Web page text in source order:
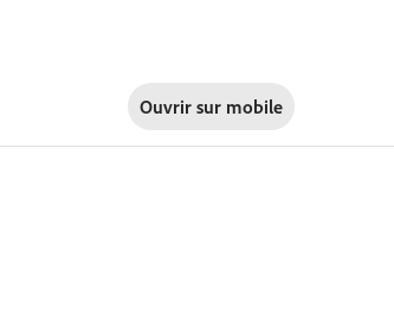
Ouvrir sur mobile